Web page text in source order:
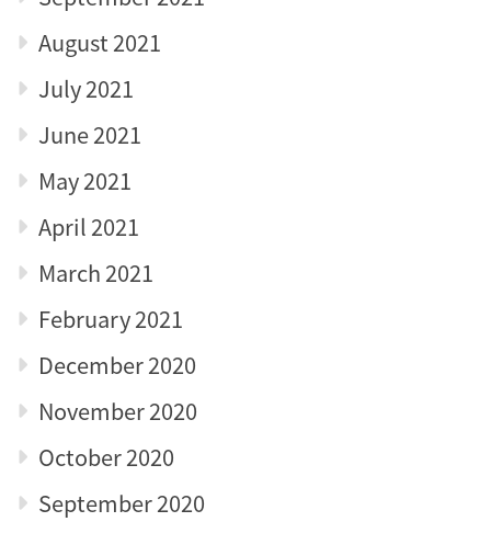
August 2021
July 2021
June 2021
May 2021
April 2021
March 2021
February 2021
December 2020
November 2020
October 2020
September 2020